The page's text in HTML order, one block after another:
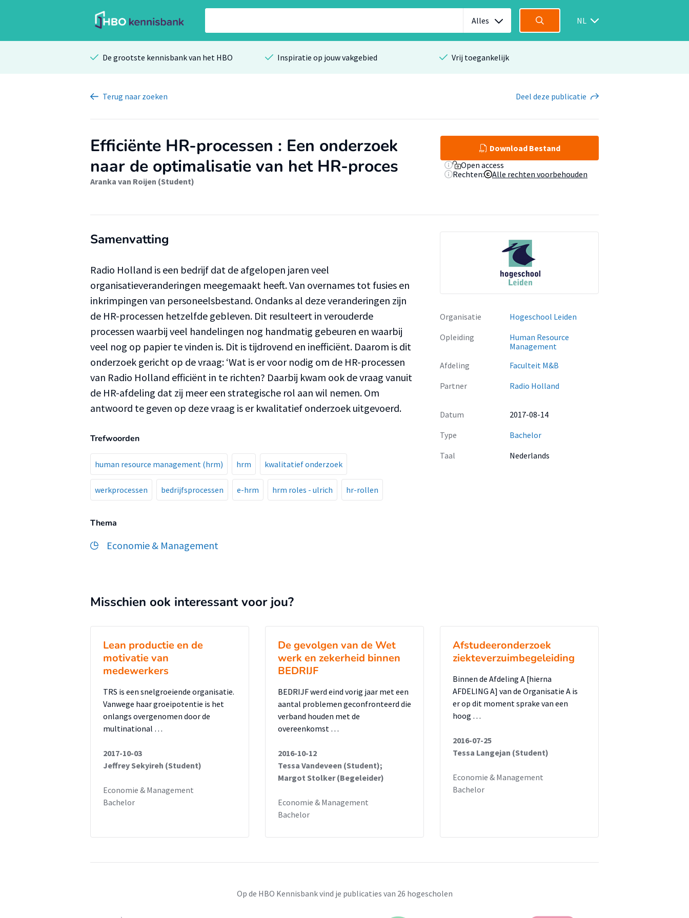
Alles NL
De grootste kennisbank van het HBO Inspiratie op jouw vakgebied Vrij toegankelijk
Terug naar zoeken Deel deze publicatie
Efficiënte HR-processen : Een onderzoek
naar de optimalisatie van het HR-proces
Aranka van Roijen (Student)
Download Bestand
Open access
Rechten:
Alle rechten voorbehouden
Samenvatting
Radio Holland is een bedrijf dat de afgelopen jaren veel
organisatieveranderingen meegemaakt heeft. Van overnames tot fusies en
inkrimpingen van personeelsbestand. Ondanks al deze veranderingen zijn
de HR-processen hetzelfde gebleven. Dit resulteert in verouderde
processen waarbij veel handelingen nog handmatig gebeuren en waarbij
veel nog op papier te vinden is. Dit is tijdrovend en inefficiënt. Daarom is dit
onderzoek gericht op de vraag: ‘Wat is er voor nodig om de HR-processen
van Radio Holland efficiënt in te richten? Daarbij kwam ook de vraag vanuit
de HR-afdeling dat zij meer een strategische rol aan wil nemen. Om
antwoord te geven op deze vraag is er kwalitatief onderzoek uitgevoerd.
Trefwoorden
human resource management (hrm) hrm kwalitatief onderzoek
werkprocessen bedrijfsprocessen e-hrm hrm roles - ulrich hr-rollen
Thema
Economie & Management
Organisatie
Hogeschool Leiden
Opleiding
Human Resource
Management
Afdeling
Faculteit M&B
Partner
Radio Holland
Datum
2017-08-14
Type
Bachelor
Taal
Nederlands
Misschien ook interessant voor jou?
Lean productie en de
motivatie van
medewerkers
TRS is een snelgroeiende organisatie.
Vanwege haar groeipotentie is het
onlangs overgenomen door de
multinational …
2017-10-03
Jeffrey Sekyireh (Student)
Economie & Management
Bachelor
De gevolgen van de Wet
werk en zekerheid binnen
BEDRIJF
BEDRIJF werd eind vorig jaar met een
aantal problemen geconfronteerd die
verband houden met de
overeenkomst …
2016-10-12
Tessa Vandeveen (Student);
Margot Stolker (Begeleider)
Economie & Management
Bachelor
Afstudeeronderzoek
ziekteverzuimbegeleiding
Binnen de Afdeling A [hierna
AFDELING A] van de Organisatie A is
er op dit moment sprake van een
hoog …
2016-07-25
Tessa Langejan (Student)
Economie & Management
Bachelor
Op de HBO Kennisbank vind je publicaties van 26 hogescholen